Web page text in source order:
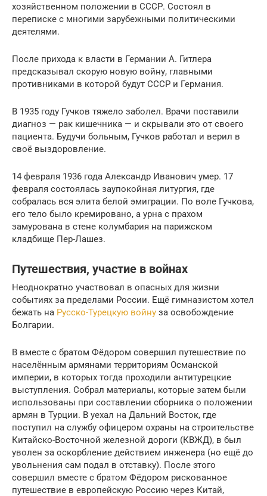
хозяйственном положении в СССР. Состоял в
переписке с многими зарубежными политическими
деятелями.
После прихода к власти в Германии А. Гитлера
предсказывал скорую новую войну, главными
противниками в которой будут СССР и Германия.
В 1935 году Гучков тяжело заболел. Врачи поставили
диагноз — рак кишечника — и скрывали это от своего
пациента. Будучи больным, Гучков работал и верил в
своё выздоровление.
14 февраля 1936 года Александр Иванович умер. 17
февраля состоялась заупокойная литургия, где
собралась вся элита белой эмиграции. По воле Гучкова,
его тело было кремировано, а урна с прахом
замурована в стене колумбария на парижском
кладбище Пер-Лашез.
Путешествия, участие в войнах
Неоднократно участвовал в опасных для жизни
событиях за пределами России. Ещё гимназистом хотел
бежать на Русско-Турецкую войну за освобождение
Болгарии.
В вместе с братом Фёдором совершил путешествие по
населённым армянами территориям Османской
империи, в которых тогда проходили антитурецкие
выступления. Собрал материалы, которые затем были
использованы при составлении сборника о положении
армян в Турции. В уехал на Дальний Восток, где
поступил на службу офицером охраны на строительстве
Китайско-Восточной железной дороги (КВЖД), в был
уволен за оскорбление действием инженера (но ещё до
увольнения сам подал в отставку). После этого
совершил вместе с братом Фёдором рискованное
путешествие в европейскую Россию через Китай,